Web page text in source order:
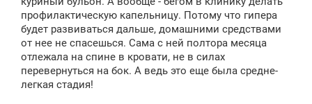
профилактическую капельницу. Потому что гипера
будет развиваться дальше, домашними средствами
от нее не спасешься. Сама с ней полтора месяца
отлежала на спине в кровати, не в силах
перевернуться на бок. А ведь это еще была средне-
легкая стадия!